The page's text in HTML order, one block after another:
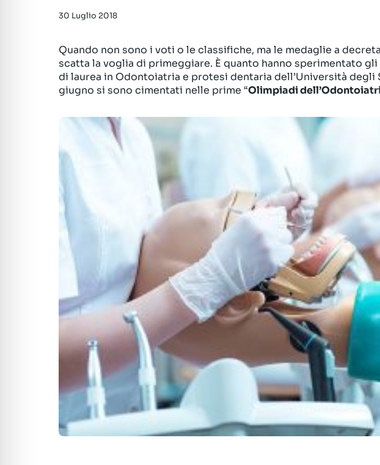
30 Luglio 2018
Quando non sono i voti o le classifiche, ma le medaglie a
scatta la voglia di primeggiare. È quanto hanno sperimentato
di laurea in Odontoiatria e protesi dentaria dell’Università degli
giugno si sono cimentati nelle prime “Olimpiadi